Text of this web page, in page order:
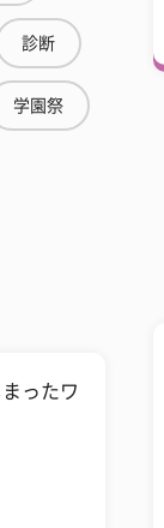
診断
学園祭
ったワ